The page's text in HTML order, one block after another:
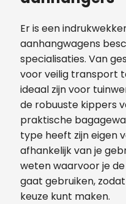
Er is een
aanhangwagens
specialisaties. Van
voor veilig transport
ideaal zijn voor
de robuuste kippers
praktische
type heeft zijn eigen
afhankelijk van je
weten waarvoor je
gaat gebruiken,
keuze kunt maken.